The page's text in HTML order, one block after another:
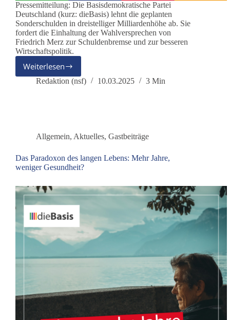
Pressemitteilung: Die Basisdemokratische Partei
Deutschland (kurz: dieBasis) lehnt die geplanten
Sonderschulden in dreistelliger Milliardenhöhe ab. Sie
fordert die Einhaltung der Wahlversprechen von
Friedrich Merz zur Schuldenbremse und zur besseren
Wirtschaftspolitik.
Weiterlesen
CDU-
Wahlbetrug:
werden!
Redaktion (nsf) 10.03.2025 3 Min
Allgemein, Aktuelles, Gastbeiträge
Das Paradoxon des langen Lebens: Mehr Jahre,
weniger Gesundheit?